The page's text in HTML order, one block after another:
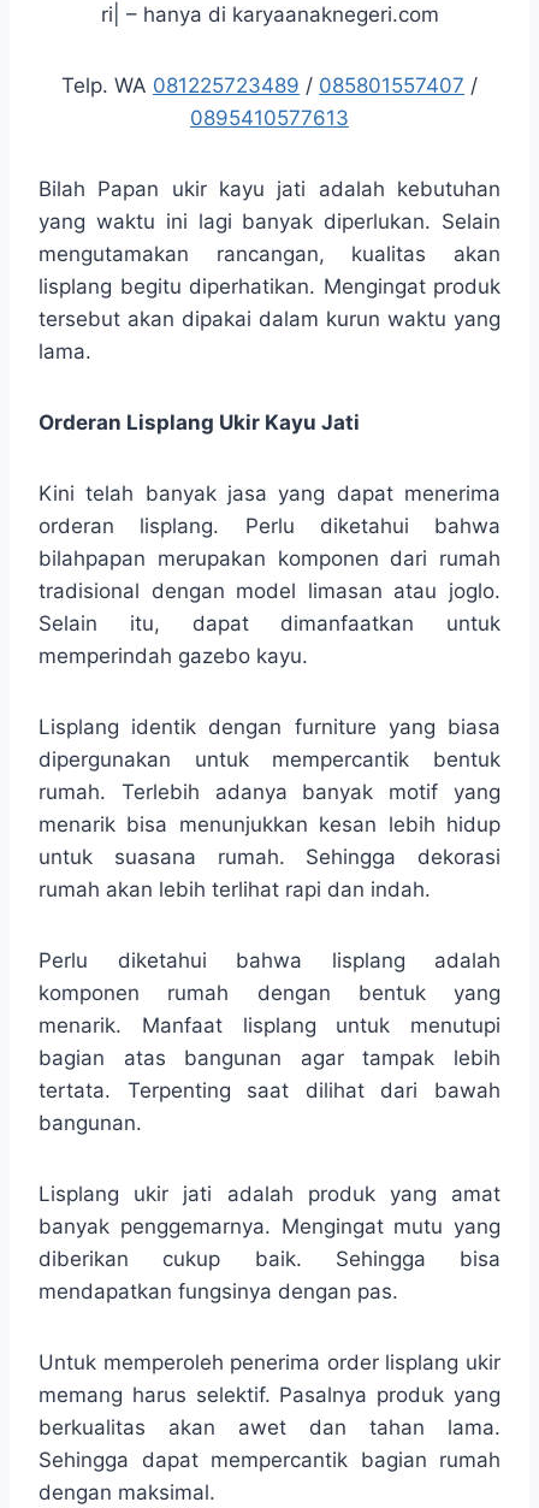
ri| – hanya di karyaanaknegeri.com
Telp. WA 081225723489 / 085801557407 /
0895410577613
Bilah Papan ukir kayu jati adalah kebutuhan
yang waktu ini lagi banyak diperlukan. Selain
mengutamakan rancangan, kualitas akan
lisplang begitu diperhatikan. Mengingat produk
tersebut akan dipakai dalam kurun waktu yang
lama.
Orderan Lisplang Ukir Kayu Jati
Kini telah banyak jasa yang dapat menerima
orderan lisplang. Perlu diketahui bahwa
bilahpapan merupakan komponen dari rumah
tradisional dengan model limasan atau joglo.
Selain itu, dapat dimanfaatkan untuk
memperindah gazebo kayu.
Lisplang identik dengan furniture yang biasa
dipergunakan untuk mempercantik bentuk
rumah. Terlebih adanya banyak motif yang
menarik bisa menunjukkan kesan lebih hidup
untuk suasana rumah. Sehingga dekorasi
rumah akan lebih terlihat rapi dan indah.
Perlu diketahui bahwa lisplang adalah
komponen rumah dengan bentuk yang
menarik. Manfaat lisplang untuk menutupi
bagian atas bangunan agar tampak lebih
tertata. Terpenting saat dilihat dari bawah
bangunan.
Lisplang ukir jati adalah produk yang amat
banyak penggemarnya. Mengingat mutu yang
diberikan cukup baik. Sehingga bisa
mendapatkan fungsinya dengan pas.
Untuk memperoleh penerima order lisplang ukir
memang harus selektif. Pasalnya produk yang
berkualitas akan awet dan tahan lama.
Sehingga dapat mempercantik bagian rumah
dengan maksimal.